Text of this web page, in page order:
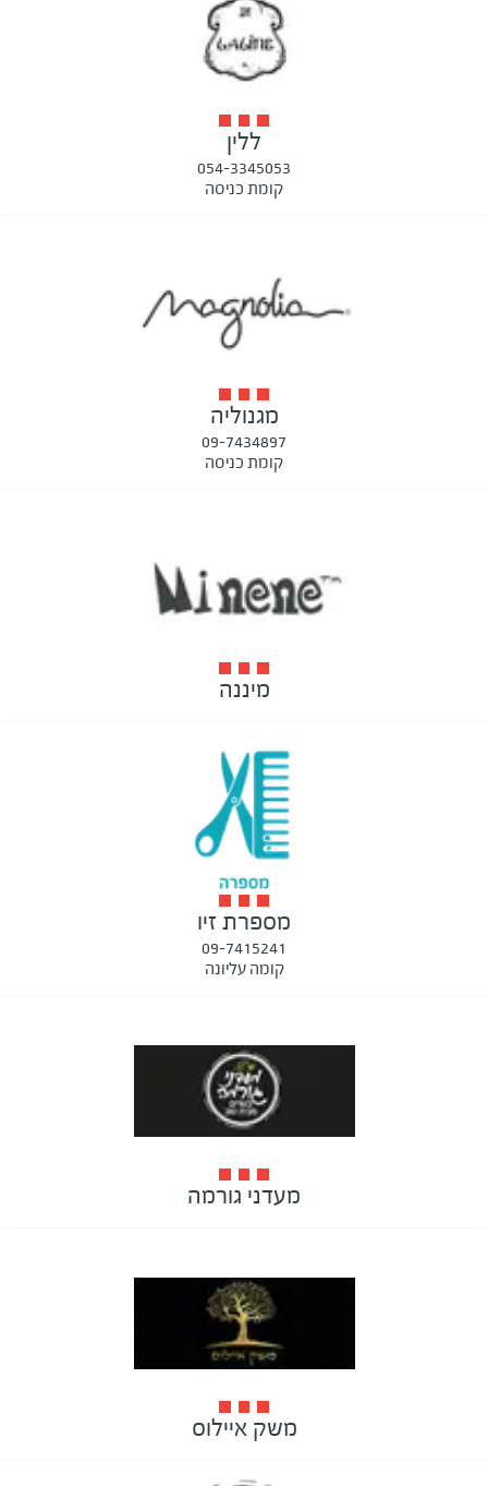
ללין
054-3345053
קומת כניסה
מגנוליה
09-7434897
קומת כניסה
מיננה
מספרת זיו
09-7415241
קומה עליונה
מעדני גורמה
משק איילוס